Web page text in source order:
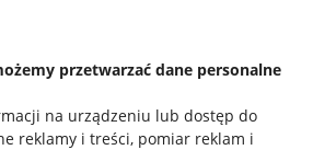
przetwarzać dane personalne
na urządzeniu lub dostęp do
reklamy i treści, pomiar reklam i